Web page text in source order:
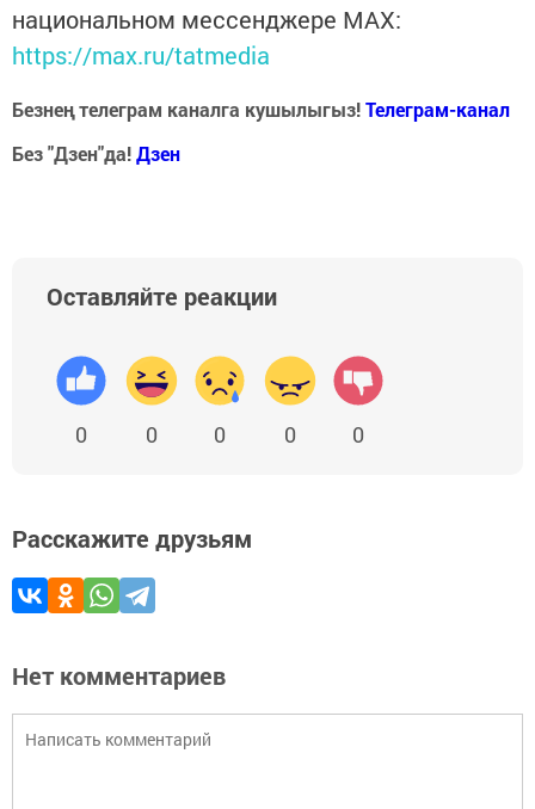
национальном мессенджере MАХ:
https://max.ru/tatmedia
Безнең телеграм каналга кушылыгыз!Телеграм-канал
Без "Дзен"да!Дзен
Оставляйте реакции
0 0 0 0 0
Расскажите друзьям
Нет комментариев